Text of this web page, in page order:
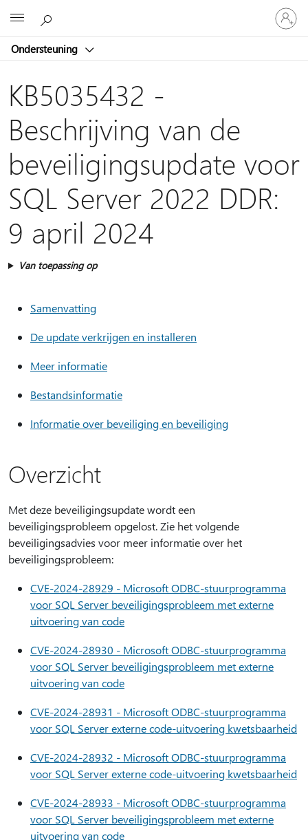
Ondersteuning
Meld
je
aan
je
KB5035432 -
Beschrijving van de
beveiligingsupdate voor
SQL Server 2022 DDR:
9 april 2024
Van toepassing op
Samenvatting
De update verkrijgen en installeren
Meer informatie
Bestandsinformatie
Informatie over beveiliging en beveiliging
Overzicht
Met deze beveiligingsupdate wordt een
beveiligingsprobleem opgelost. Zie het volgende
beveiligingsadvies voor meer informatie over het
beveiligingsprobleem:
CVE-2024-28929 - Microsoft ODBC-stuurprogramma
voor SQL Server beveiligingsprobleem met externe
uitvoering van code
CVE-2024-28930 - Microsoft ODBC-stuurprogramma
voor SQL Server beveiligingsprobleem met externe
uitvoering van code
CVE-2024-28931 - Microsoft ODBC-stuurprogramma
voor SQL Server externe code-uitvoering kwetsbaarheid
CVE-2024-28932 - Microsoft ODBC-stuurprogramma
voor SQL Server externe code-uitvoering kwetsbaarheid
CVE-2024-28933 - Microsoft ODBC-stuurprogramma
voor SQL Server beveiligingsprobleem met externe
uitvoering van code